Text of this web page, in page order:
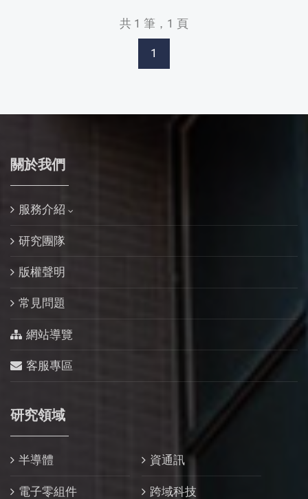
共 1 筆，1 頁
1
關於我們
服務介紹
研究團隊
版權聲明
常見問題
網站導覽
客服專區
研究領域
半導體 資通訊
電子零組件 跨域科技